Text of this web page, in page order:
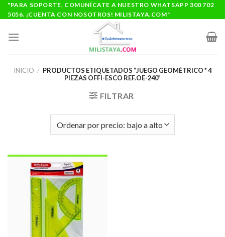
Saltar
al
"PARA SOPORTE, COMUNÍCATE A NUESTRO WHATSAPP 300 702
5056. ¡CUENTA CON NOSOTROS! MILISTAYA.COM"
INICIO / PRODUCTOS ETIQUETADOS “JUEGO GEOMÉTRICO * 4
PIEZAS OFFI-ESCO REF.OE-240”
FILTRAR